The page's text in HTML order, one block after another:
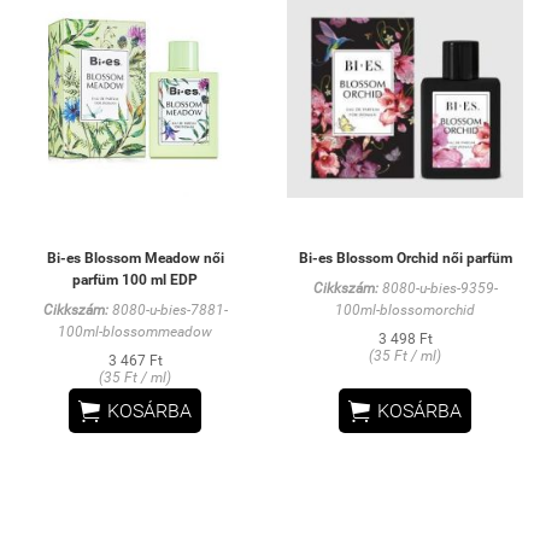
Bi-es Blossom Meadow női
parfüm 100 ml EDP
Cikkszám:8080-u-bies-7881-
100ml-blossommeadow
3 467 Ft
(35 Ft / ml)
 KOSÁRBA
Bi-es Blossom Orchid női parfüm
Cikkszám:8080-u-bies-9359-
100ml-blossomorchid
3 498 Ft
(35 Ft / ml)
 KOSÁRBA